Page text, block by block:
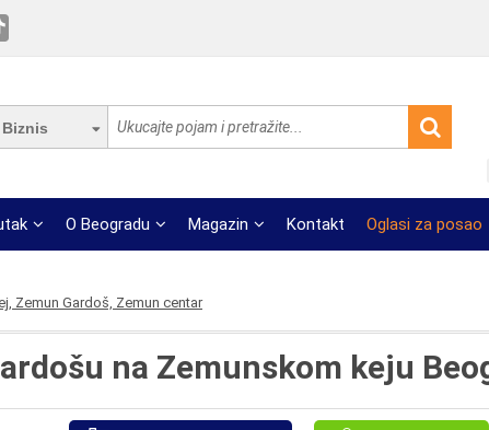
Biznis
O Beogradu Magazin Kontakt Oglasi za posao
Zemun Gardoš, Zemun centar
na Zemunskom keju